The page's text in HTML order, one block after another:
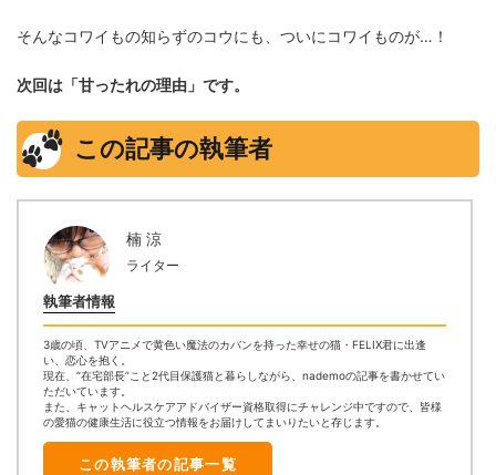
そんなコワイもの知らずのコウにも、ついにコワイものが…！
次回は「甘ったれの理由」です。
この記事の執筆者
執筆者情報
楠 涼
ライター
3歳の頃、TVアニメで黄色い魔法のカバンを持った幸せの猫・FELIX君に出逢
い、恋心を抱く。
現在、“在宅部長”こと2代目保護猫と暮らしながら、nademoの記事を書かせてい
ただいています。
また、キャットヘルスケアアドバイザー資格取得にチャレンジ中ですので、皆様
の愛猫の健康生活に役立つ情報をお届けしてまいりたいと存じます。
この執筆者の記事一覧